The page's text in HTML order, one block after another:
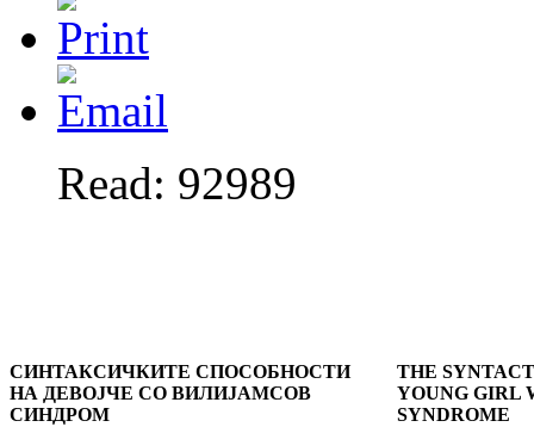
Read: 92989
СИНТАКСИЧКИТЕ СПОСОБНОСТИ
НА ДЕВОЈЧЕ СО ВИЛИЈАМСОВ
СИНДРОМ
THE
YOUNG GIRL
SYNDROME